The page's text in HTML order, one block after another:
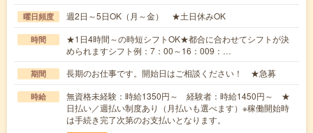
曜日頻度 週2日～5日OK（月～金） ★土日休みOK
時間
★1日4時間～の時短シフトOK★都合に合わせてシフトが決
められますシフト例：7：00～16：009：…
期間 長期のお仕事です。開始日はご相談ください！ ★急募
時給
無資格未経験：時給1350円～ 経験者：時給1450円～ ★
日払い／週払い制度あり（月払いも選べます）※稼働開始時
は手続き完了次第のお支払いとなります。